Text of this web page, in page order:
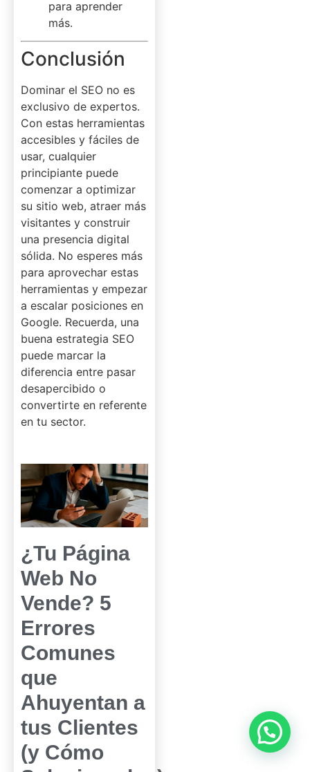
para aprender
más.
Conclusión
Dominar el SEO no es
exclusivo de expertos.
Con estas herramientas
accesibles y fáciles de
usar, cualquier
principiante puede
comenzar a optimizar
su sitio web, atraer más
visitantes y construir
una presencia digital
sólida. No esperes más
para aprovechar estas
herramientas y empezar
a escalar posiciones en
Google. Recuerda, una
buena estrategia SEO
puede marcar la
diferencia entre pasar
desapercibido o
convertirte en referente
en tu sector.
¿Tu Página
Web No
Vende? 5
Errores
Comunes
que
Ahuyentan a
tus Clientes
(y Cómo